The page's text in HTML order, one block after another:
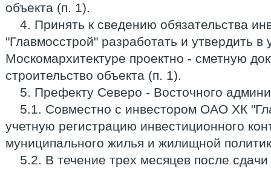
объекта (п. 1).
4. Принять к сведению обязательства
"Главмосстрой" разработать и утвердить в
Москомархитектуре проектно - сметную
строительство объекта (п. 1).
5. Префекту Северо - Восточного
5.1. Совместно с инвестором ОАО ХК
учетную регистрацию инвестиционного
муниципального жилья и жилищной
5.2. В течение трех месяцев после